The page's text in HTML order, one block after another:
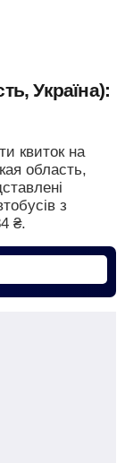
Україна):
квиток на
область,
з
₴.